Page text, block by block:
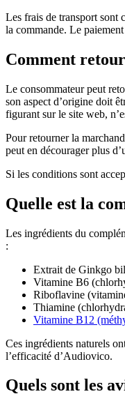
Les frais de transport sont
la commande. Le
Comment
Le consommateur peut
son aspect d’origine doit
figurant sur le site web,
Pour retourner la
peut en décourager plus
Si les conditions sont
Quelle est la
Les ingrédients du
:
Extrait de Ginkgo
Vitamine B6
Riboflavine
Thiamine
Vitamine B12
Ces ingrédients naturels
l’efficacité d’Audiovico.
Quels sont les